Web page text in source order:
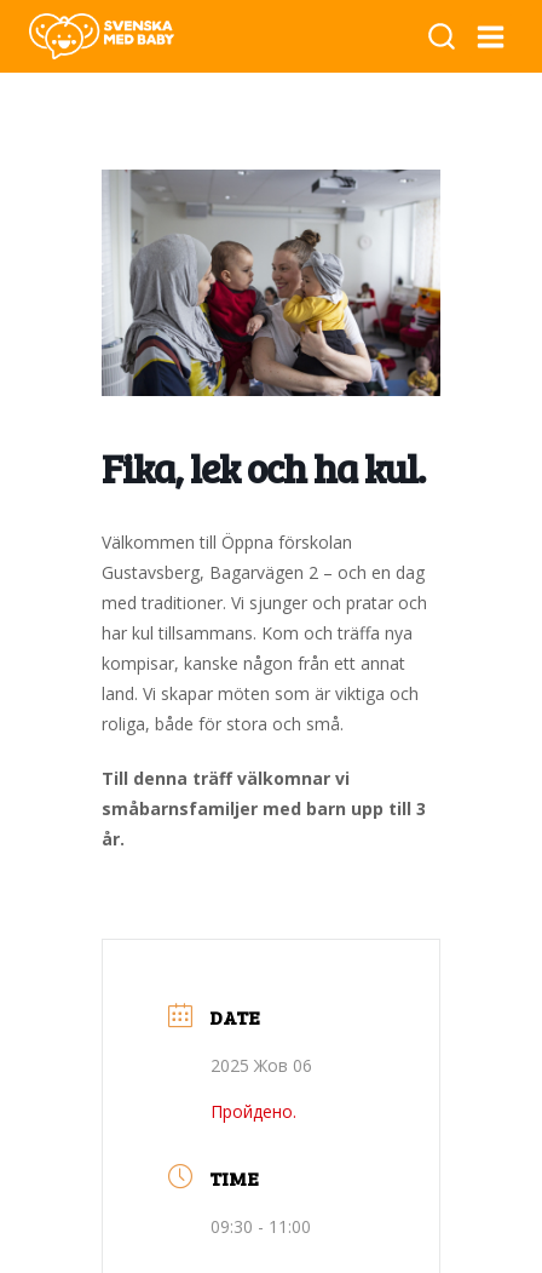
Fika, lek och ha kul.
Välkommen till Öppna förskolan
Gustavsberg, Bagarvägen 2 – och en dag
med traditioner. Vi sjunger och pratar och
har kul tillsammans. Kom och träffa nya
kompisar, kanske någon från ett annat
land. Vi skapar möten som är viktiga och
roliga, både för stora och små.
Till denna träff välkomnar vi
småbarnsfamiljer med barn upp till 3
år.
DATE
2025 Жов 06
Пройдено.
TIME
09:30 - 11:00